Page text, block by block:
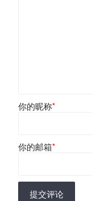
你的昵称*
你的邮箱*
提交评论